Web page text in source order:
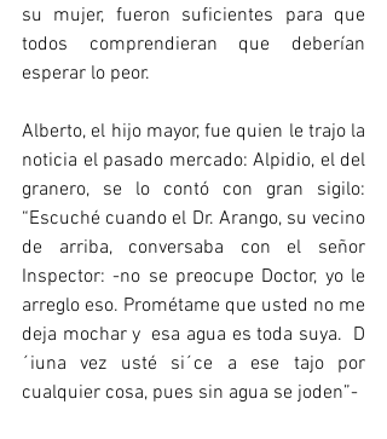
su mujer, fueron suficientes para que
todos comprendieran que deberían
esperar lo peor.
Alberto, el hijo mayor, fue quien le trajo la
noticia el pasado mercado: Alpidio, el del
granero, se lo contó con gran sigilo:
“Escuché cuando el Dr. Arango, su vecino
de arriba, conversaba con el señor
Inspector: -no se preocupe Doctor, yo le
arreglo eso. Prométame que usted no me
deja mochar y  esa agua es toda suya.  D
´iuna vez usté si´ce a ese tajo por